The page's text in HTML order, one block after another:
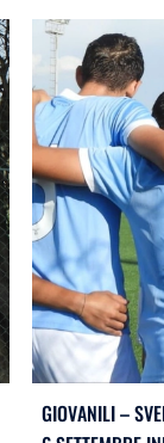
GIOVANILI –